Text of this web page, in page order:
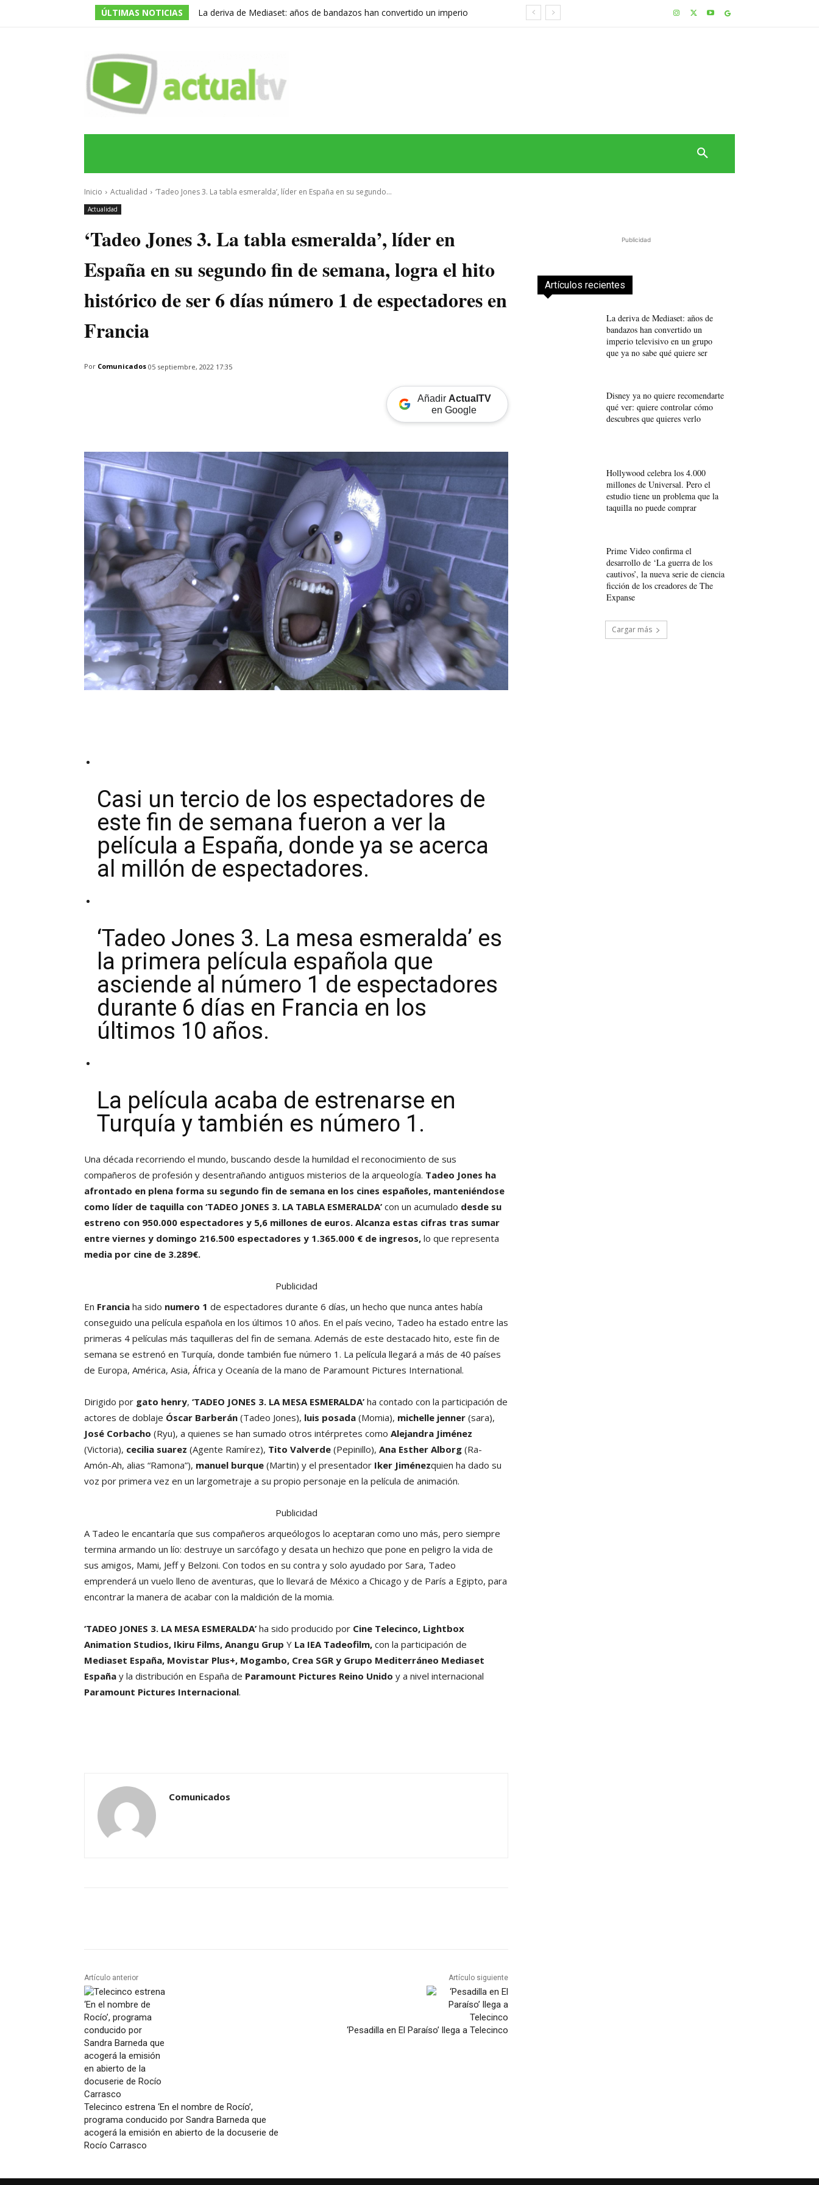
ÚLTIMAS NOTICIAS
La deriva de Mediaset: años de bandazos han convertido un imperio
Inicio Actualidad ‘Tadeo Jones 3. La tabla esmeralda’, líder en España en su segundo...
Actualidad
‘Tadeo Jones 3. La tabla esmeralda’, líder en
España en su segundo fin de semana, logra el hito
histórico de ser 6 días número 1 de espectadores en
Francia
Por Comunicados 05 septiembre, 2022 17:35
Añadir ActualTV
en Google
Casi un tercio de los espectadores de
este fin de semana fueron a ver la
película a España, donde ya se acerca
al millón de espectadores.
‘Tadeo Jones 3. La mesa esmeralda’ es
la primera película española que
asciende al número 1 de espectadores
durante 6 días en Francia en los
últimos 10 años.
La película acaba de estrenarse en
Turquía y también es número 1.
Una década recorriendo el mundo, buscando desde la humildad el reconocimiento de sus
compañeros de profesión y desentrañando antiguos misterios de la arqueología. Tadeo Jones ha
afrontado en plena forma su segundo fin de semana en los cines españoles, manteniéndose
como líder de taquilla con ‘TADEO JONES 3. LA TABLA ESMERALDA’ con un acumulado desde su
estreno con 950.000 espectadores y 5,6 millones de euros. Alcanza estas cifras tras sumar
entre viernes y domingo 216.500 espectadores y 1.365.000 € de ingresos, lo que representa
media por cine de 3.289€.
Publicidad
En Francia ha sido numero 1 de espectadores durante 6 días, un hecho que nunca antes había
conseguido una película española en los últimos 10 años. En el país vecino, Tadeo ha estado entre las
primeras 4 películas más taquilleras del fin de semana. Además de este destacado hito, este fin de
semana se estrenó en Turquía, donde también fue número 1. La película llegará a más de 40 países
de Europa, América, Asia, África y Oceanía de la mano de Paramount Pictures International.
Dirigido por gato henry, ‘TADEO JONES 3. LA MESA ESMERALDA’ ha contado con la participación de
actores de doblaje Óscar Barberán (Tadeo Jones), luis posada (Momia), michelle jenner (sara),
José Corbacho (Ryu), a quienes se han sumado otros intérpretes como Alejandra Jiménez
(Victoria), cecilia suarez (Agente Ramírez), Tito Valverde (Pepinillo), Ana Esther Alborg (Ra-
Amón-Ah, alias “Ramona”), manuel burque (Martin) y el presentador Iker Jiménezquien ha dado su
voz por primera vez en un largometraje a su propio personaje en la película de animación.
Publicidad
A Tadeo le encantaría que sus compañeros arqueólogos lo aceptaran como uno más, pero siempre
termina armando un lío: destruye un sarcófago y desata un hechizo que pone en peligro la vida de
sus amigos, Mami, Jeff y Belzoni. Con todos en su contra y solo ayudado por Sara, Tadeo
emprenderá un vuelo lleno de aventuras, que lo llevará de México a Chicago y de París a Egipto, para
encontrar la manera de acabar con la maldición de la momia.
‘TADEO JONES 3. LA MESA ESMERALDA’ ha sido producido por Cine Telecinco, Lightbox
Animation Studios, Ikiru Films, Anangu Grup Y La IEA Tadeofilm, con la participación de
Mediaset España, Movistar Plus+, Mogambo, Crea SGR y Grupo Mediterráneo Mediaset
España y la distribución en España de Paramount Pictures Reino Unido y a nivel internacional
Paramount Pictures Internacional.
Comunicados
Artículo anterior
Telecinco estrena ‘En el nombre de Rocío’,
programa conducido por Sandra Barneda que
acogerá la emisión en abierto de la docuserie de
Rocío Carrasco
Artículo siguiente
‘Pesadilla en El Paraíso’ llega a Telecinco
Publicidad
Artículos recientes
La deriva de Mediaset: años de
bandazos han convertido un
imperio televisivo en un grupo
que ya no sabe qué quiere ser
Disney ya no quiere recomendarte
qué ver: quiere controlar cómo
descubres que quieres verlo
Hollywood celebra los 4.000
millones de Universal. Pero el
estudio tiene un problema que la
taquilla no puede comprar
Prime Video confirma el
desarrollo de ‘La guerra de los
cautivos’, la nueva serie de ciencia
ficción de los creadores de The
Expanse
Cargar más